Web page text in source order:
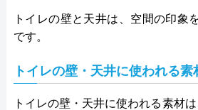
トイレの壁と天井は、空間の印象
です。
トイレの壁・天井に使われる
トイレの壁・天井に使われる素材